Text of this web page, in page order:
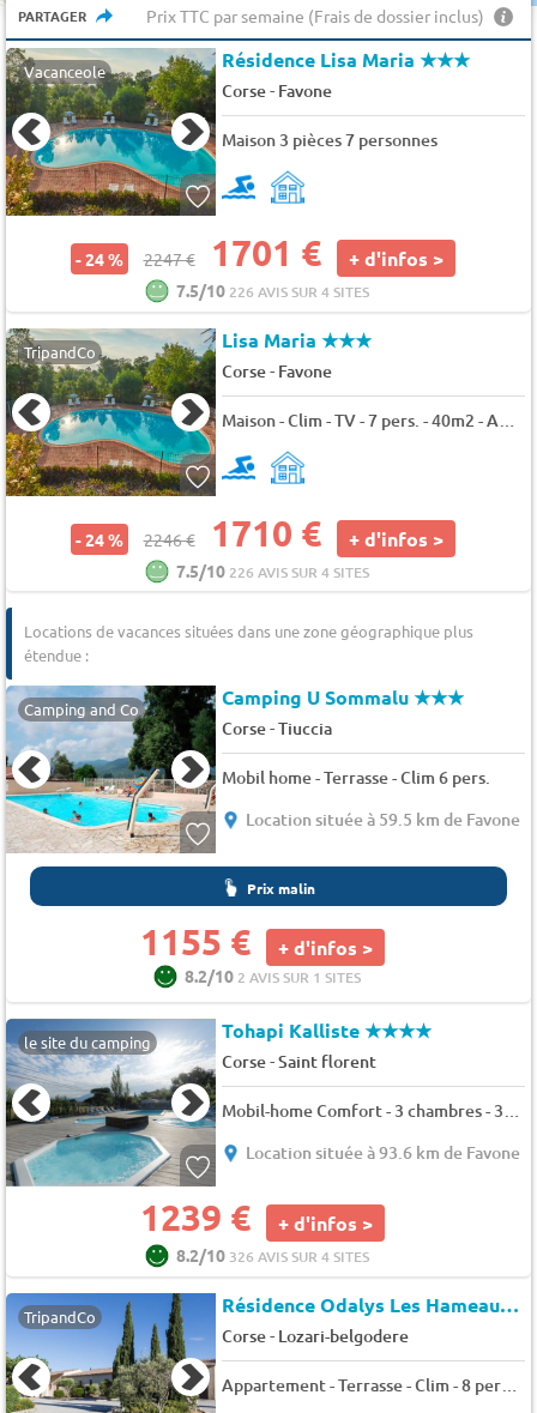
PARTAGER Prix TTC par semaine (Frais de dossier inclus)
Vacanceole Résidence Lisa Maria★★★
Corse- Favone
Maison 3 pièces 7 personnes
- 24 % 2247 € 1701 € + d'infos >
7.5/10 226 AVIS SUR 4 SITES
TripandCo Lisa Maria★★★
Corse- Favone
Maison - Clim - TV - 7 pers. - 40m2 - Animaux admis
- 24 % 2246 € 1710 € + d'infos >
7.5/10 226 AVIS SUR 4 SITES
Locations de vacances situées dans une zone géographique plus
étendue :
Camping and Co Camping U Sommalu★★★
Corse-Tiuccia
Mobil home - Terrasse - Clim 6 pers.
Location située à 59.5 km de Favone
Prix malin
1155 € + d'infos >
8.2/10 2 AVIS SUR 1 SITES
le site du camping Tohapi Kalliste★★★★
Corse-Saint florent
Mobil-home Comfort - 3 chambres - 32m² - Terrasse surélevée 6 pers.
Location située à 93.6 km de Favone
1239 € + d'infos >
8.2/10 326 AVIS SUR 4 SITES
TripandCo Résidence Odalys Les Hameaux de Capra Scorsa
Corse- Lozari-belgodere
Appartement - Terrasse - Clim - 8 pers. - 57m2